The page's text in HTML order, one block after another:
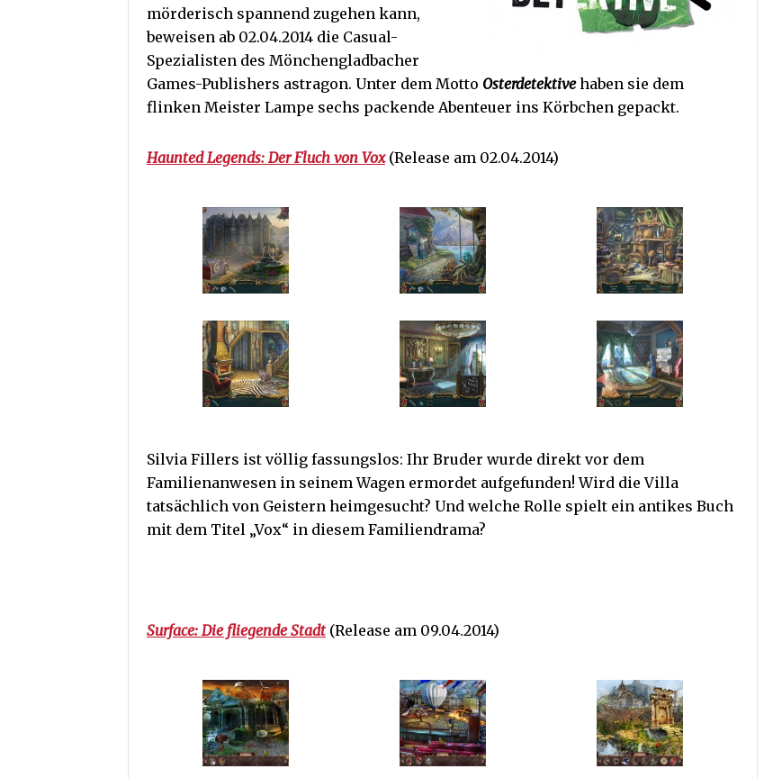
mörderisch spannend zugehen kann,
beweisen ab 02.04.2014 die Casual-
Spezialisten des Mönchengladbacher
Games-Publishers astragon. Unter dem Motto Osterdetektivehaben sie dem
flinken Meister Lampe sechs packende Abenteuer ins Körbchen gepackt.
Haunted Legends: Der Fluch von Vox(Release am 02.04.2014)
Silvia Fillers ist völlig fassungslos: Ihr Bruder wurde direkt vor dem
Familienanwesen in seinem Wagen ermordet aufgefunden! Wird die Villa
tatsächlich von Geistern heimgesucht? Und welche Rolle spielt ein antikes Buch
mit dem Titel „Vox“ in diesem Familiendrama?
Surface: Die fliegende Stadt(Release am 09.04.2014)